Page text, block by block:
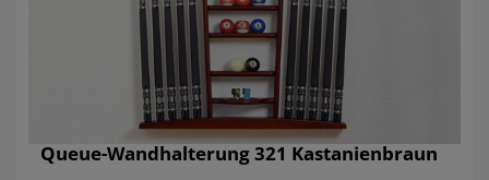
Queue-Wandhalterung 321 Kastanienbraun